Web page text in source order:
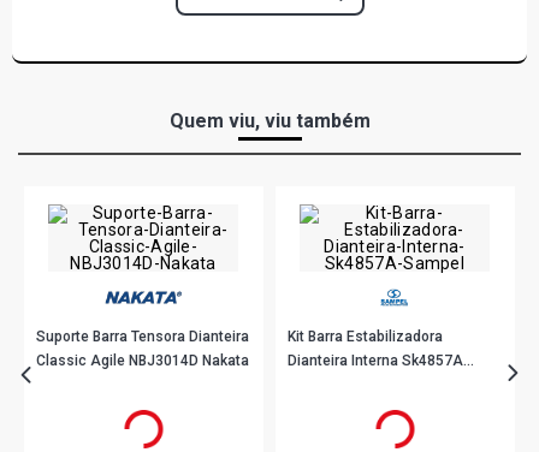
Quem viu, viu também
Suporte Barra Tensora Dianteira
Classic Agile NBJ3014D Nakata
em até 2x de
Kit Barra Estabilizadora
Dianteira Interna Sk4857A
em até 1x de